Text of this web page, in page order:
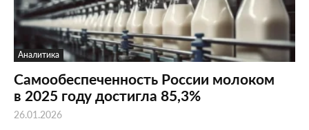
Аналитика
Самообеспеченность России молоком
в 2025 году достигла 85,3%
26.01.2026